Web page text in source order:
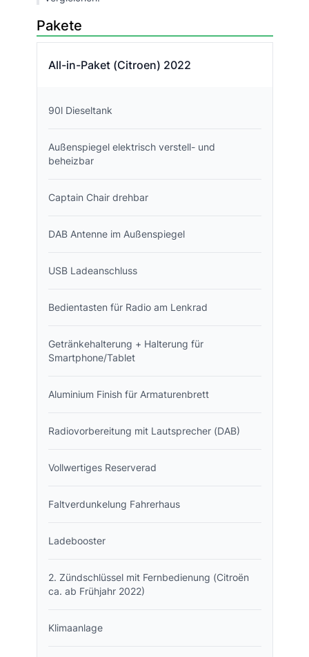
Pakete
All-in-Paket (Citroen) 2022
90l Dieseltank
Außenspiegel elektrisch verstell- und
beheizbar
Captain Chair drehbar
DAB Antenne im Außenspiegel
USB Ladeanschluss
Bedientasten für Radio am Lenkrad
Getränkehalterung + Halterung für
Smartphone/Tablet
Aluminium Finish für Armaturenbrett
Radiovorbereitung mit Lautsprecher (DAB)
Vollwertiges Reserverad
Faltverdunkelung Fahrerhaus
Ladebooster
2. Zündschlüssel mit Fernbedienung (Citroën
ca. ab Frühjahr 2022)
Klimaanlage